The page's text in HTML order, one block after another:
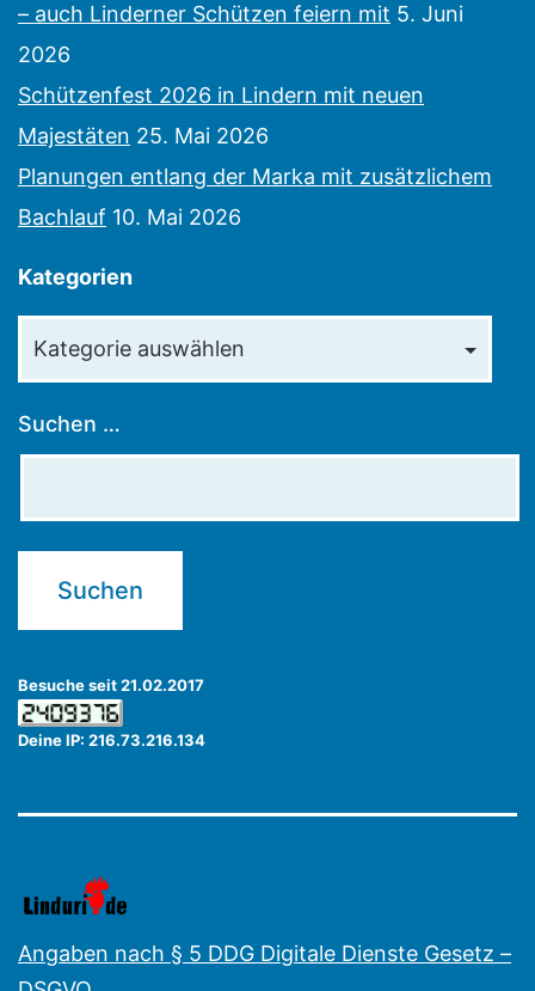
– auch Linderner Schützen feiern mit 5. Juni
2026
Schützenfest 2026 in Lindern mit neuen
Majestäten 25. Mai 2026
Planungen entlang der Marka mit zusätzlichem
Bachlauf 10. Mai 2026
Kategorien
Suchen …
Besuche seit 21.02.2017
Deine IP: 216.73.216.134
Angaben nach § 5 DDG Digitale Dienste Gesetz –